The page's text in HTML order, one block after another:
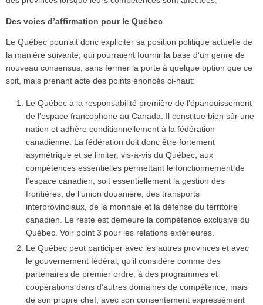
Des voies d’affirmation pour le Québec
Le Québec pourrait donc expliciter sa position politique actuelle de
la manière suivante, qui pourraient fournir la base d’un genre de
nouveau consensus, sans fermer la porte à quelque option que ce
soit, mais prenant acte des points énoncés ci-haut:
Le Québec a la responsabilité première de l’épanouissement
de l’espace francophone au Canada. Il constitue bien sûr une
nation et adhère conditionnellement à la fédération
canadienne. La fédération doit donc être fortement
asymétrique et se limiter, vis-à-vis du Québec, aux
compétences essentielles permettant le fonctionnement de
l’espace canadien, soit essentiellement la gestion des
frontières, de l’union douanière, des transports
interprovinciaux, de la monnaie et la défense du territoire
canadien. Le reste est demeure la compétence exclusive du
Québec. Voir point 3 pour les relations extérieures.
Le Québec peut participer avec les autres provinces et avec
le gouvernement fédéral, qu’il considère comme des
partenaires de premier ordre, à des programmes et
coopérations dans d’autres domaines de compétence, mais
de son propre chef, avec son consentement expressément